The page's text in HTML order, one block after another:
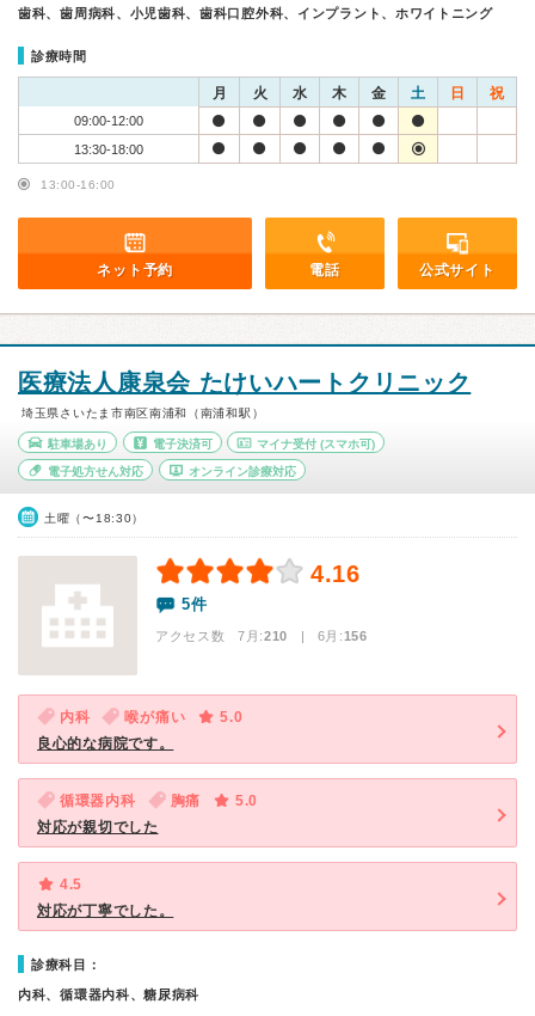
歯科、歯周病科、小児歯科、歯科口腔外科、インプラント、ホワイトニング
診療時間
月 火 水 木 金 土 日 祝
09:00-12:00
13:30-18:00
13:00-16:00
ネット予約 電話 公式サイト
医療法人康泉会 たけいハートクリニック
埼玉県さいたま市南区南浦和（南浦和駅）
駐車場あり 電子決済可 マイナ受付 (スマホ可)
電子処方せん対応 オンライン診療対応
土曜（〜18:30）
4.16
5件
アクセス数 7月:210 | 6月:156
内科 喉が痛い
5.0
良心的な病院です。
循環器内科 胸痛
5.0
対応が親切でした
4.5
対応が丁寧でした。
診療科目：
内科、循環器内科、糖尿病科